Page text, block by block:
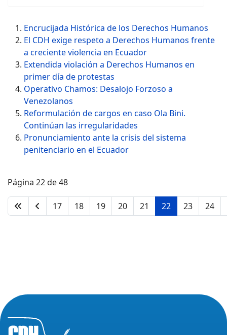
Encrucijada Histórica de los Derechos Humanos
El CDH exige respeto a Derechos Humanos frente
a creciente violencia en Ecuador
Extendida violación a Derechos Humanos en
primer día de protestas
Operativo Chamos: Desalojo Forzoso a
Venezolanos
Reformulación de cargos en caso Ola Bini.
Continúan las irregularidades
Pronunciamiento ante la crisis del sistema
penitenciario en el Ecuador
Página 22 de 48
17 18 19 20 21 22 23 24